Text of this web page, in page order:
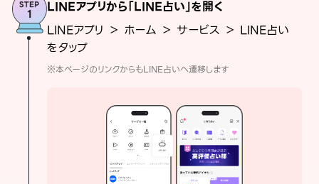
LINEアプリから「LINE占い」を開く
LINEアプリ ＞ ホーム ＞ サービス ＞ LINE占い
をタップ
※本ページのリンクからもLINE占いへ遷移します